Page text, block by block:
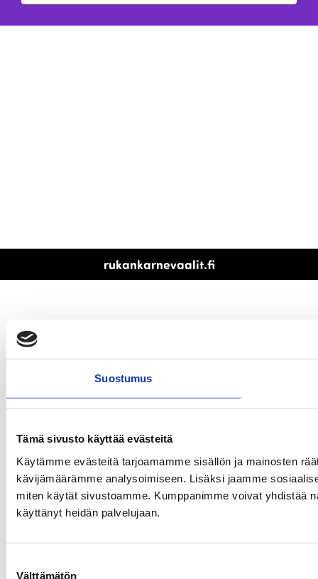
Suostumus
Tämä sivusto käyttää evästeitä
Käytämme evästeitä tarjoamamme sisällön ja mainosten
kävijämäärämme analysoimiseen. Lisäksi jaamme
miten käytät sivustoamme. Kumppanimme voivat yhdistää
käyttänyt heidän palvelujaan.
Välttämätön
rukankarnevaalit.fi